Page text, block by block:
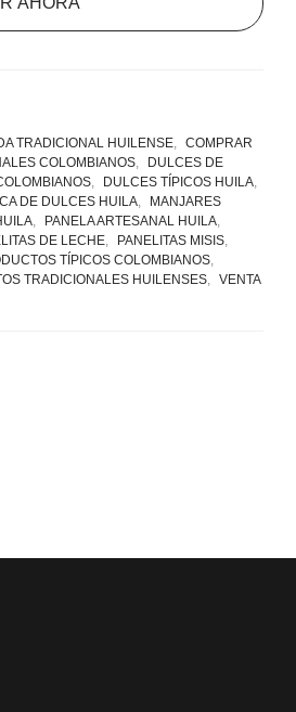
TRADICIONAL HUILENSE,
COMPRAR
COLOMBIANOS,
DULCES DE
, DULCES TÍPICOS HUILA,
DE DULCES HUILA,
MANJARES
, PANELA ARTESANAL HUILA,
DE LECHE, PANELITAS MISIS,
TÍPICOS COLOMBIANOS,
TRADICIONALES HUILENSES,
VENTA